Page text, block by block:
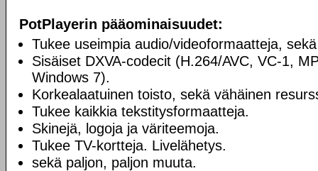
PotPlayerin pääominaisuudet:
Tukee useimpia audio/videoformaatteja,
Sisäiset DXVA-codecit (H.264/AVC, VC-1,
Windows 7).
Korkealaatuinen toisto, sekä vähäinen
Tukee kaikkia tekstitysformaatteja.
Skinejä, logoja ja väriteemoja.
Tukee TV-kortteja. Livelähetys.
sekä paljon, paljon muuta.